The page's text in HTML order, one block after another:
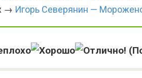
→ Игорь Северянин —